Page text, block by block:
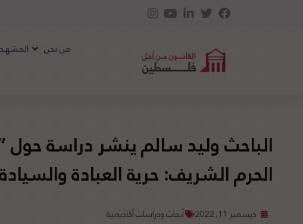
من نحن
الباحث وليد سالم ينشر دراسة
الحرم الشريف: حرية العبادة
ديسمبر 11, 2022 أبحاث ودراسات أكاديمية